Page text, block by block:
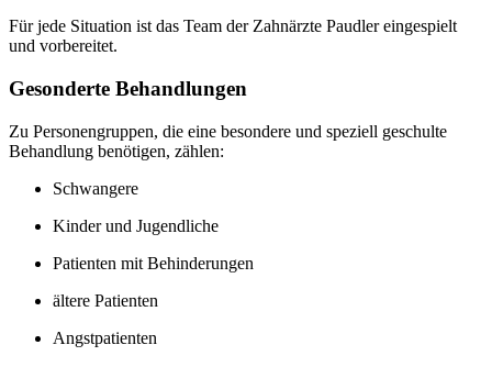
Für jede Situation ist das Team der Zahnärzte Paudler eingespielt
und vorbereitet.
Gesonderte Behandlungen
Zu Personengruppen, die eine besondere und speziell geschulte
Behandlung benötigen, zählen:
Schwangere
Kinder und Jugendliche
Patienten mit Behinderungen
ältere Patienten
Angstpatienten